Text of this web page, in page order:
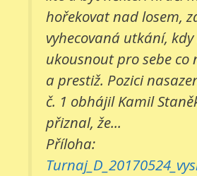
hořekovat nad losem,
vyhecovaná utkání,
ukousnout pro sebe co
a prestiž. Pozici
č. 1 obhájil Kamil
přiznal, že...
Příloha: